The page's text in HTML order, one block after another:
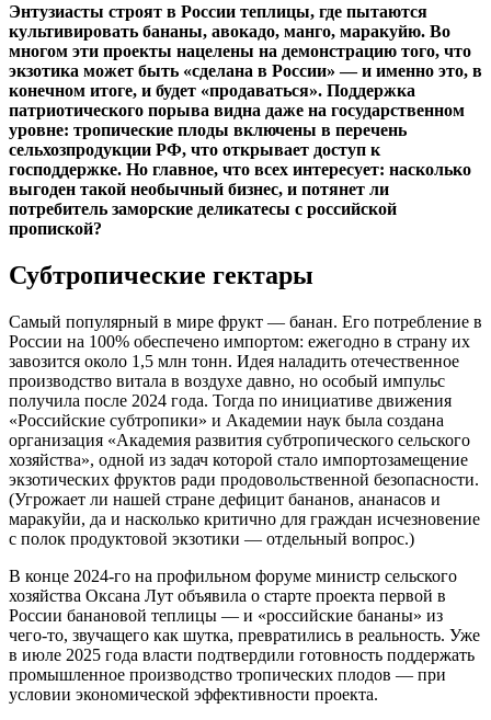
Энтузиасты строят в России теплицы, где пытаются
культивировать бананы, авокадо, манго, маракуйю. Во
многом эти проекты нацелены на демонстрацию того, что
экзотика может быть «сделана в России» — и именно это, в
конечном итоге, и будет «продаваться». Поддержка
патриотического порыва видна даже на государственном
уровне: тропические плоды включены в перечень
сельхозпродукции РФ, что открывает доступ к
господдержке. Но главное, что всех интересует: насколько
выгоден такой необычный бизнес, и потянет ли
потребитель заморские деликатесы с российской
пропиской?
Субтропические гектары
Самый популярный в мире фрукт — банан. Его потребление в
России на 100% обеспечено импортом: ежегодно в страну их
завозится около 1,5 млн тонн. Идея наладить отечественное
производство витала в воздухе давно, но особый импульс
получила после 2024 года. Тогда по инициативе движения
«Российские субтропики» и Академии наук была создана
организация «Академия развития субтропического сельского
хозяйства», одной из задач которой стало импортозамещение
экзотических фруктов ради продовольственной безопасности.
(Угрожает ли нашей стране дефицит бананов, ананасов и
маракуйи, да и насколько критично для граждан исчезновение
с полок продуктовой экзотики — отдельный вопрос.)
В конце 2024-го на профильном форуме министр сельского
хозяйства Оксана Лут объявила о старте проекта первой в
России банановой теплицы — и «российские бананы» из
чего-то, звучащего как шутка, превратились в реальность. Уже
в июле 2025 года власти подтвердили готовность поддержать
промышленное производство тропических плодов — при
условии экономической эффективности проекта.